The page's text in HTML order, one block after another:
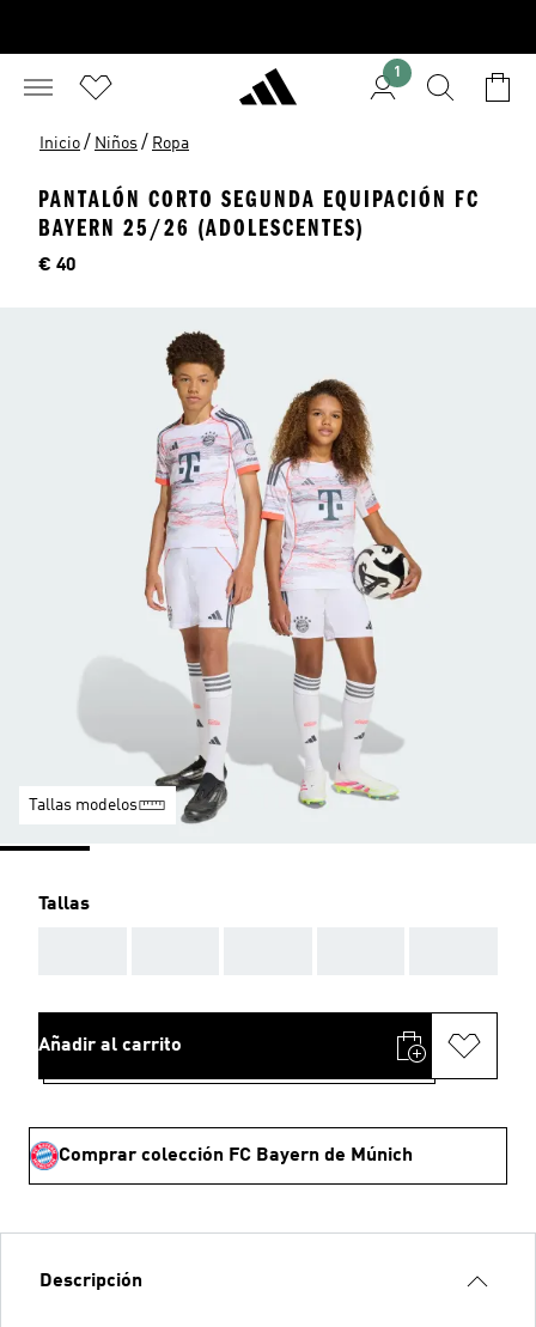
1
Inicio / Niños / Ropa
PANTALÓN CORTO SEGUNDA EQUIPACIÓN FC
BAYERN 25/26 (ADOLESCENTES)
Precio
€ 40
Tallas modelos
Tallas
Añadir al carrito
Comprar colección FC Bayern de Múnich
Descripción